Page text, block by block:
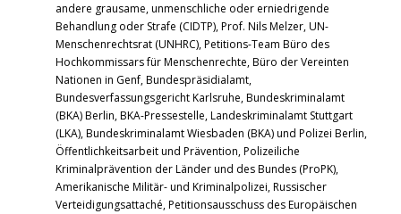
andere grausame, unmenschliche oder erniedrigende
Behandlung oder Strafe (CIDTP), Prof. Nils Melzer, UN-
Menschenrechtsrat (UNHRC), Petitions-Team Büro des
Hochkommissars für Menschenrechte, Büro der Vereinten
Nationen in Genf, Bundespräsidialamt,
Bundesverfassungsgericht Karlsruhe, Bundeskriminalamt
(BKA) Berlin, BKA-Pressestelle, Landeskriminalamt Stuttgart
(LKA), Bundeskriminalamt Wiesbaden (BKA) und Polizei Berlin,
Öffentlichkeitsarbeit und Prävention, Polizeiliche
Kriminalprävention der Länder und des Bundes (ProPK),
Amerikanische Militär- und Kriminalpolizei, Russischer
Verteidigungsattaché, Petitionsausschuss des Europäischen